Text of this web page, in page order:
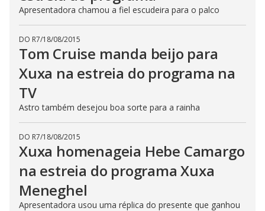
Apresentadora chamou a fiel escudeira para o palco
DO R7/18/08/2015
Tom Cruise manda beijo para
Xuxa na estreia do programa na
TV
Astro também desejou boa sorte para a rainha
DO R7/18/08/2015
Xuxa homenageia Hebe Camargo
na estreia do programa Xuxa
Meneghel
Apresentadora usou uma réplica do presente que ganhou